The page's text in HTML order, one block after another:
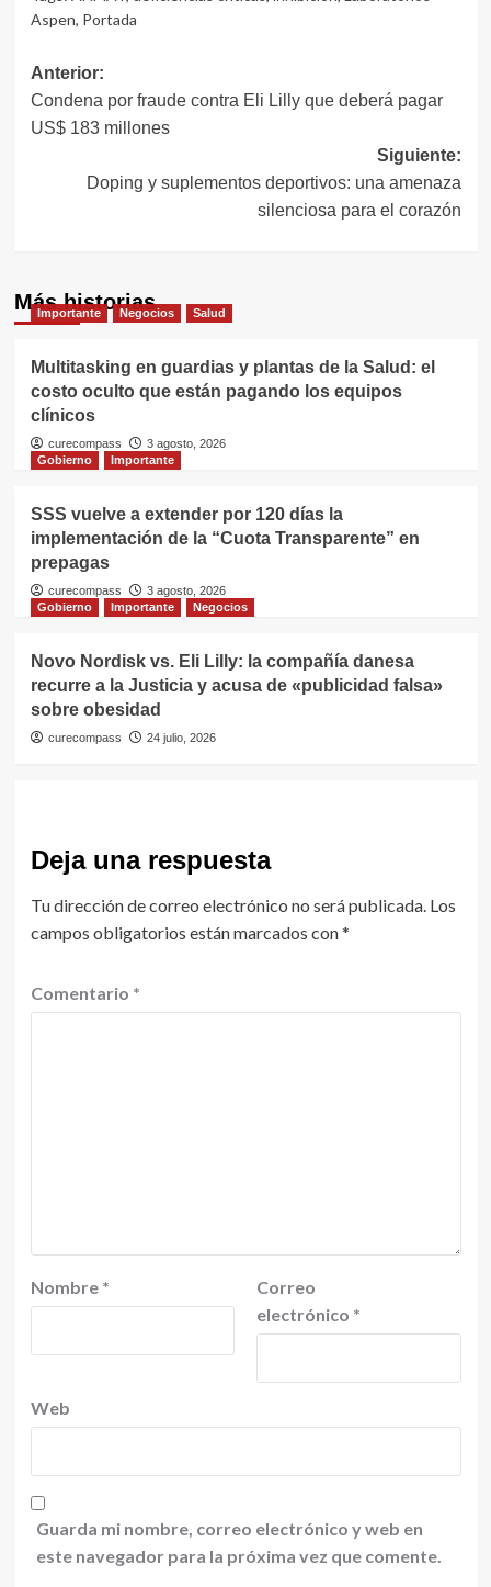
Aspen, Portada
Navegación
de
Anterior:
Condena por fraude contra Eli Lilly que deberá pagar
US$ 183 millones
Siguiente:
Doping y suplementos deportivos: una amenaza
silenciosa para el corazón
Más historias
Importante Negocios Salud
Multitasking en guardias y plantas de la Salud: el
costo oculto que están pagando los equipos
clínicos
curecompass
3 agosto, 2026
Gobierno
Importante
SSS vuelve a extender por 120 días la
implementación de la “Cuota Transparente” en
prepagas
curecompass
3 agosto, 2026
Gobierno
Importante Negocios
Novo Nordisk vs. Eli Lilly: la compañía danesa
recurre a la Justicia y acusa de «publicidad falsa»
sobre obesidad
curecompass 24 julio, 2026
Deja una respuesta
Tu dirección de correo electrónico no será publicada. Los
campos obligatorios están marcados con*
Comentario *
Nombre *
Correo
electrónico *
Web
Guarda mi nombre, correo electrónico y web en
este navegador para la próxima vez que comente.